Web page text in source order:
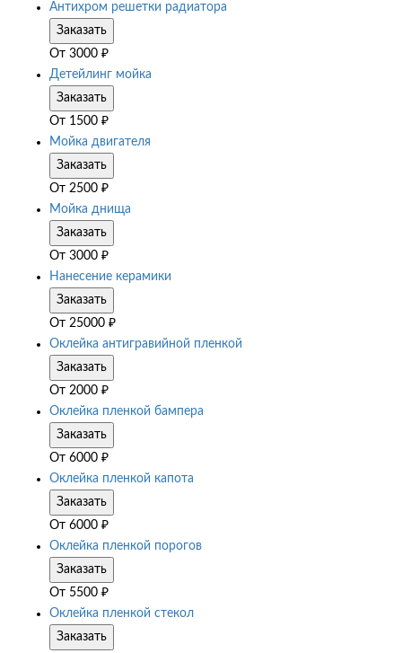
Антихром решетки радиатора
Заказать
От 3000 ₽
Детейлинг мойка
Заказать
От 1500 ₽
Мойка двигателя
Заказать
От 2500 ₽
Мойка днища
Заказать
От 3000 ₽
Нанесение керамики
Заказать
От 25000 ₽
Оклейка антигравийной пленкой
Заказать
От 2000 ₽
Оклейка пленкой бампера
Заказать
От 6000 ₽
Оклейка пленкой капота
Заказать
От 6000 ₽
Оклейка пленкой порогов
Заказать
От 5500 ₽
Оклейка пленкой стекол
Заказать